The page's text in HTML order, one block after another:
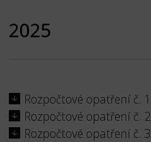
2025
Rozpočtové opatření č. 1
Rozpočtové opatření č. 2
Rozpočtové opatření č. 3